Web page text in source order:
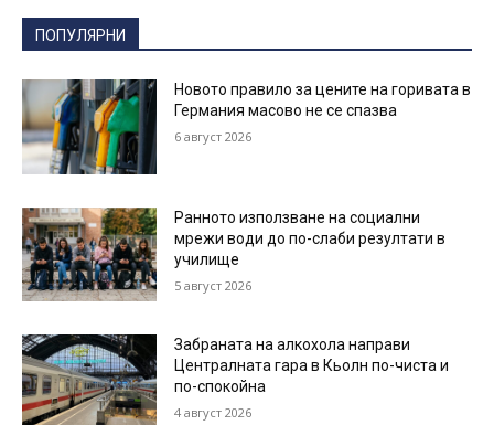
ПОПУЛЯРНИ
Новото правило за цените на горивата в
Германия масово не се спазва
6 август 2026
Ранното използване на социални
мрежи води до по-слаби резултати в
училище
5 август 2026
Забраната на алкохола направи
Централната гара в Кьолн по-чиста и
по-спокойна
4 август 2026